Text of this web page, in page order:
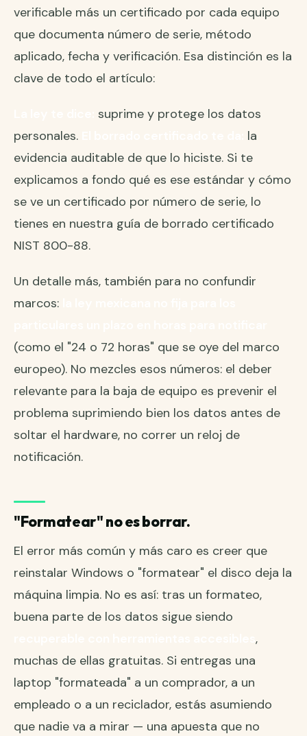
verificable más un certificado por cada equipo
que documenta número de serie, método
aplicado, fecha y verificación. Esa distinción es la
clave de todo el artículo:
suprime y protege los datos
personales.
la
evidencia auditable de que lo hiciste. Si te
explicamos a fondo qué es ese estándar y cómo
se ve un certificado por número de serie, lo
tienes en nuestra guía de borrado certificado
NIST 800-88.
Un detalle más, también para no confundir
marcos:
(como el "24 o 72 horas" que se oye del marco
europeo). No mezcles esos números: el deber
relevante para la baja de equipo es prevenir el
problema suprimiendo bien los datos antes de
soltar el hardware, no correr un reloj de
notificación.
"Formatear" no es borrar.
El error más común y más caro es creer que
reinstalar Windows o "formatear" el disco deja la
máquina limpia. No es así: tras un formateo,
buena parte de los datos sigue siendo
,
muchas de ellas gratuitas. Si entregas una
laptop "formateada" a un comprador, a un
empleado o a un reciclador, estás asumiendo
que nadie va a mirar — una apuesta que no